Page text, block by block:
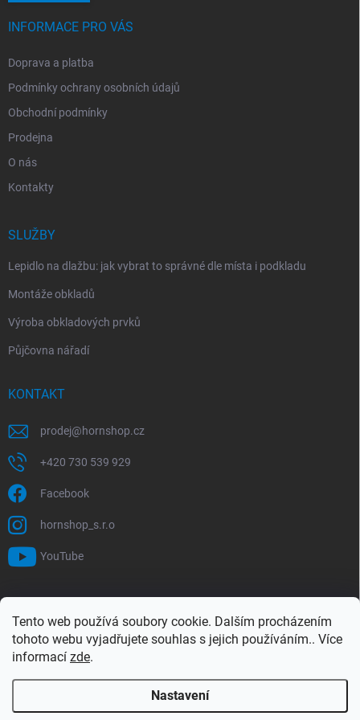
Tento web používá soubory cookie. Dalším procházením
tohoto webu vyjadřujete souhlas s jejich používáním.. Více
informací zde.
Nastavení
INFORMACE PRO VÁS
Doprava a platba
Podmínky ochrany osobních údajů
Obchodní podmínky
Prodejna
O nás
Kontakty
SLUŽBY
Lepidlo na dlažbu: jak vybrat to správné dle místa i podkladu
Montáže obkladů
Výroba obkladových prvků
Půjčovna nářadí
KONTAKT
prodej@hornshop.cz
+420 730 539 929
Facebook
hornshop_s.r.o
YouTube
Hledat